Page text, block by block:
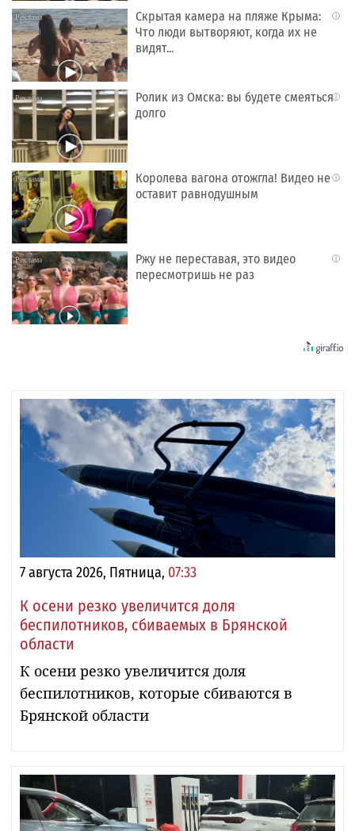
i
Скрытая камера на пляже Крыма:
Что люди вытворяют, когда их не
видят...
i
Ролик из Омска: вы будете смеяться
долго
i
Королева вагона отожгла! Видео не
оставит равнодушным
i
Ржу не переставая, это видео
пересмотришь не раз
7 августа 2026, Пятница, 07:33
К осени резко увеличится доля
беспилотников, сбиваемых в Брянской
области
К осени резко увеличится доля
беспилотников, которые сбиваются в
Брянской области